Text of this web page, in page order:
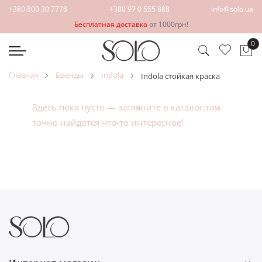
+380 800 30 7778 +380 97 0 555 888
info@solo.ua
Бесплатная доставка от 1000грн!
0
главная бренды indola indola стойкая краска
Здесь пока пусто — загляните в каталог,там
точно найдется что-то интересное!